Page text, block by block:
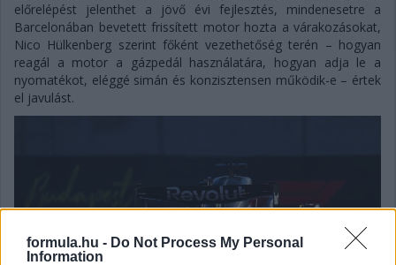
formula.hu - Do Not Process My Personal
Information
előrelépést jelenthet a jövő évi fejlesztés, mindenesetre a
Barcelonában bevetett frissített motor hozta a várakozásokat,
Nico Hülkenberg szerint főként vezethetőség terén – hogyan
reagál a motor a gázpedál használatára, hogyan adja le a
nyomatékot, eléggé simán és konzisztensen működik-e – értek
el javulást.